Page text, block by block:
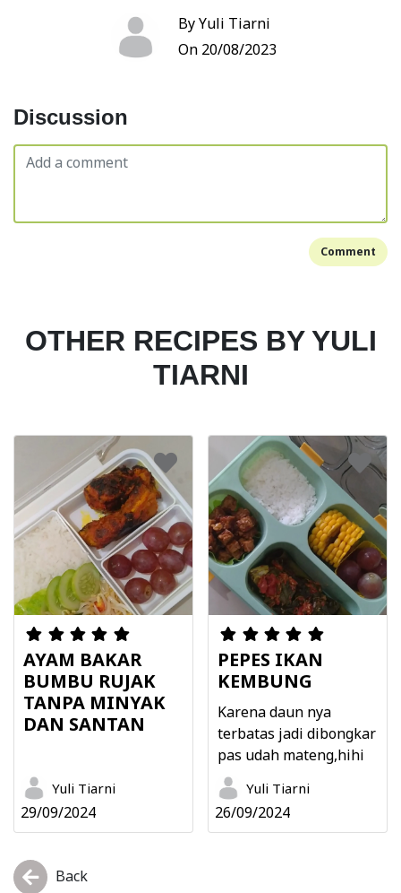
By Yuli Tiarni
On 20/08/2023
Discussion
Comment
OTHER RECIPES BY YULI
TIARNI
AYAM BAKAR
BUMBU RUJAK
TANPA MINYAK
DAN SANTAN
Yuli Tiarni
29/09/2024
PEPES IKAN
KEMBUNG
Karena daun nya
terbatas jadi dibongkar
pas udah mateng,hihi
Yuli Tiarni
26/09/2024
Back